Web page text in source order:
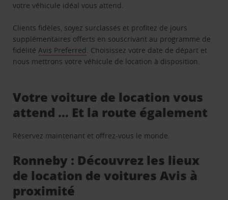
votre véhicule idéal vous attend.
Clients fidèles, soyez surclassés et profitez de jours
supplémentaires offerts en souscrivant au programme de
fidélitéAvis Preferred. Choisissez votre date de départ et
nous mettrons votre véhicule de location à disposition.
Votre voiture de location vous
attend … Et la route également
Réservez maintenant et offrez-vous le monde.
Ronneby : Découvrez les lieux
de location de voitures Avis à
proximité